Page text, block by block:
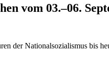
vom 03.–06.
der Nationalsozialismus bis